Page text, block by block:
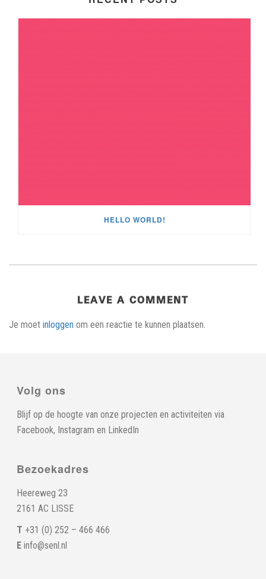
HELLO WORLD!
LEAVE A COMMENT
Je moet inloggen om een reactie te kunnen plaatsen.
Volg ons
Blijf op de hoogte van onze projecten en activiteiten via
Facebook, Instagram en LinkedIn
Bezoekadres
Heereweg 23
2161 AC LISSE
T +31 (0) 252 – 466 466
E info@senl.nl